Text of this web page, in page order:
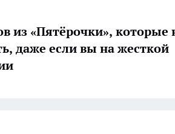
из «Пятёрочки», которые
даже если вы на жесткой